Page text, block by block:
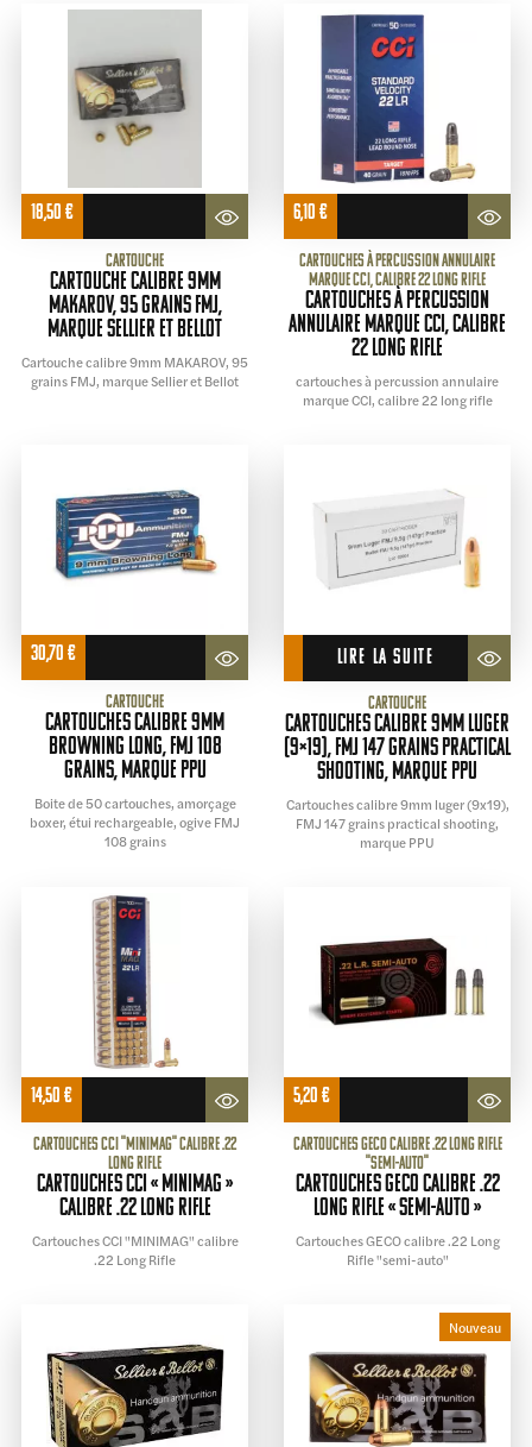
18,50 €
Cartouche
Cartouche calibre 9mm
MAKAROV, 95 grains FMJ,
marque Sellier et Bellot
Cartouche calibre 9mm MAKAROV, 95
grains FMJ, marque Sellier et Bellot
6,10 €
cartouches à percussion annulaire
marque CCI, calibre 22 long rifle
cartouches à percussion
annulaire marque CCI, calibre
22 long rifle
cartouches à percussion annulaire
marque CCI, calibre 22 long rifle
30,70 €
Cartouche
cartouches calibre 9mm
Browning Long, FMJ 108
grains, marque PPU
Boite de 50 cartouches, amorçage
boxer, étui rechargeable, ogive FMJ
108 grains
LIRE LA SUITE
Cartouche
Cartouches calibre 9mm luger
(9×19), FMJ 147 grains practical
shooting, marque PPU
Cartouches calibre 9mm luger (9x19),
FMJ 147 grains practical shooting,
marque PPU
14,50 €
Cartouches CCI "MINIMAG" calibre .22
Long Rifle
Cartouches CCI « MINIMAG »
calibre .22 Long Rifle
Cartouches CCI "MINIMAG" calibre
.22 Long Rifle
5,20 €
Cartouches GECO calibre .22 Long Rifle
"semi-auto"
Cartouches GECO calibre .22
Long Rifle « semi-auto »
Cartouches GECO calibre .22 Long
Rifle "semi-auto"
Nouveau